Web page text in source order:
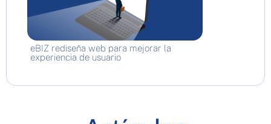
eBIZ rediseña web para mejorar la
experiencia de usuario